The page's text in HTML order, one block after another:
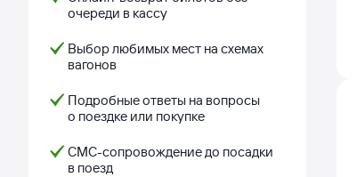
очереди в кассу
Выбор любимых мест на схемах
вагонов
Подробные ответы на вопросы
о поездке или покупке
СМС-сопровождение до посадки
в поезд